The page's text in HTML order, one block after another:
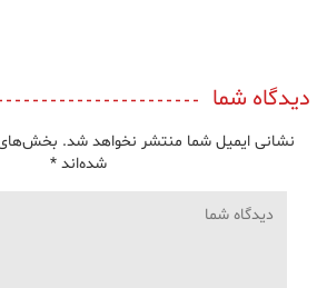
دیدگاه شما
نشانی ایمیل شما منتشر نخواهد شد. بخش‌های
شده‌اند*